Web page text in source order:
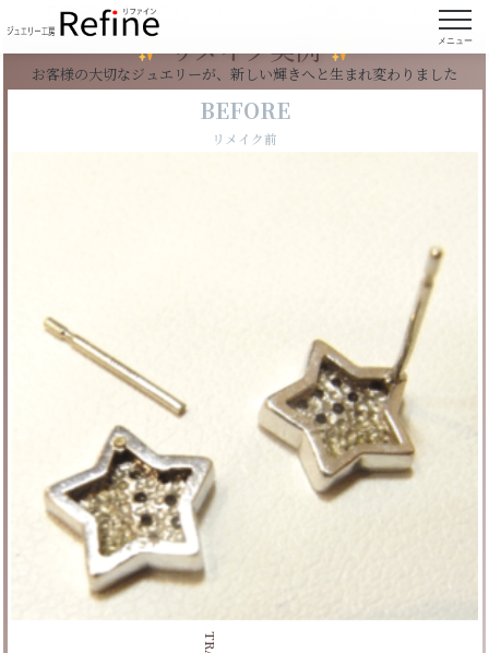
メニュー
【実例112】折れたピアスの金具の取り付け
リメイク実例
お客様の大切なジュエリーが、新しい輝きへと生まれ変わりました
BEFORE
リメイク前